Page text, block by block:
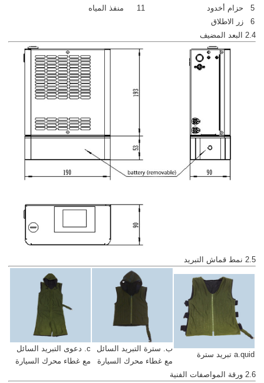
5
حزام أخدود 11
منفذ المياه
6
زر الاطلاق
2.4 البعد المضيف
2.5 نمط قماش التبريد
a.quid تبريد سترة
ب. سترة التبريد السائل
مع غطاء محرك السيارة
c. دعوى التبريد السائل
مع غطاء محرك السيارة
2.6 ورقة المواصفات الفنية